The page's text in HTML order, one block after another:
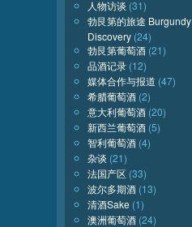
人物访谈 (31)
勃艮第的旅途 Burgundy
Discovery (24)
勃艮第葡萄酒 (21)
品酒记录 (12)
媒体合作与报道 (47)
希腊葡萄酒 (2)
意大利葡萄酒 (20)
新西兰葡萄酒 (5)
智利葡萄酒 (4)
杂谈 (21)
法国产区 (33)
波尔多期酒 (13)
清酒Sake (1)
澳洲葡萄酒 (24)